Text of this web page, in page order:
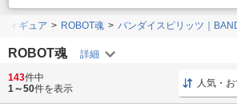
ィギュア ROBOT魂 バンダイスピリッツ｜
ROBOT魂
キャラクターフィギュア バンダイスピリッ
143件中
1～50件を表示 人気・